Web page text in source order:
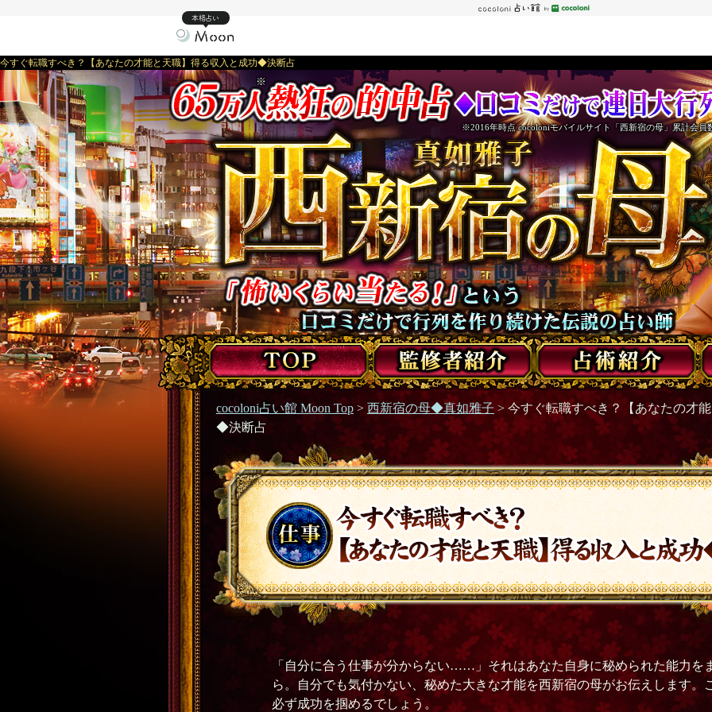
本格占い
今すぐ転職すべき？【あなたの才能と天職】得る収入と成功◆決断占
※
※2016年時点 cocoloniモバイルサイト「西新宿の母」累計会員
cocoloni占い館 Moon Top > 西新宿の母◆真如雅子 > 今すぐ転職すべき？【あなたの才
◆決断占
「自分に合う仕事が分からない……」それはあなた自身に秘められた能力を
ら。自分でも気付かない、秘めた大きな才能を西新宿の母がお伝えします。
必ず成功を掴めるでしょう。